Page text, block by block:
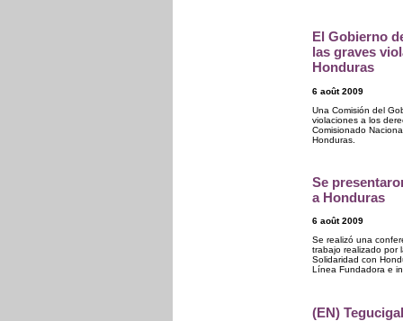
El Gobierno
las graves
Honduras
6 août 2009
Una Comisión del
violaciones a los
Comisionado
Honduras.
Se
a Honduras
6 août 2009
Se realizó una
trabajo realizado por
Solidaridad con
Línea Fundadora e
(EN)